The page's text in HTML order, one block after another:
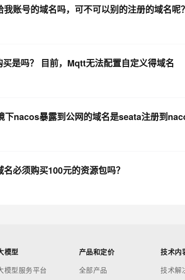
我账号的域名吗，可不可以别的注册的域名
是吗？ 目前，Mqtt无法配置自定义得域名
下nacos暴露到公网的域名是seata注册到
必须购买100元的资源包吗？
模型
模型服务平台
产品和定价
全部产品
技术内
技术解